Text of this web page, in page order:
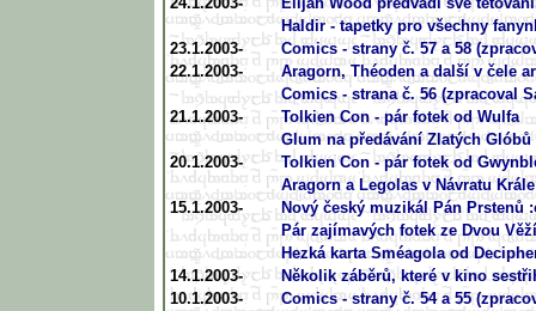
Haldir - tapetky pro všechny
23.1.2003-
Comics - strany č. 57 a 58
22.1.2003-
Aragorn, Théoden a další v čele
Comics - strana č. 56 (zpracoval
21.1.2003-
Tolkien Con - pár fotek od Wulfa
Glum na předávání Zlatých Glóbů
20.1.2003-
Tolkien Con - pár fotek od
Aragorn a Legolas v Návratu
15.1.2003-
Nový český muzikál Pán Prstenů
Pár zajímavých fotek ze Dvou Věží
Hezká karta Sméagola od
14.1.2003-
Několik záběrů, které v kino
10.1.2003-
Comics - strany č. 54 a 55